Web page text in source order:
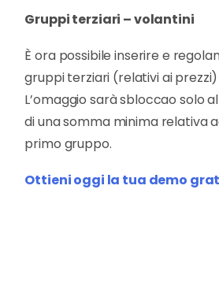
Gruppi terziari – volantini
È ora possibile inserire e
gruppi terziari (relativi ai prezzi)
L’omaggio sarà sbloccao solo
di una somma minima relativa
primo gruppo.
Ottieni oggi la tua demo